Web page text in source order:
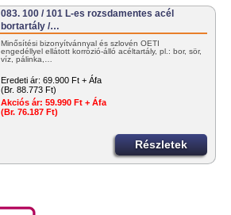
083. 100 / 101 L-es rozsdamentes acél
bortartály /…
Minősítési bizonyítvánnyal és szlovén OÉTI
engedéllyel ellátott korrózió-álló acéltartály, pl.: bor, sör,
víz, pálinka,…
Eredeti ár: 69.900 Ft + Áfa
(Br. 88.773 Ft)
Akciós ár: 59.990 Ft + Áfa
(Br. 76.187 Ft)
Részletek